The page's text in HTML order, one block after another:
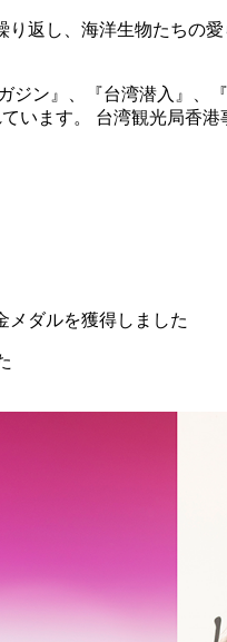
返し、海洋生物たちの
ジン』、『台湾潜入』、
います。 台湾観光局香港
メダルを獲得しました